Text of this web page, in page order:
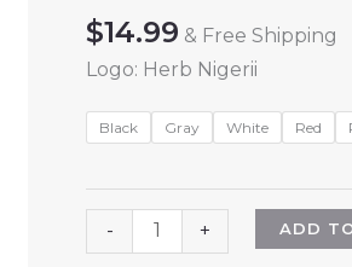
$14.99 & Free Shipping
Logo: Herb Nigerii
Black Gray White Red
-
Nigerii
+ ADD